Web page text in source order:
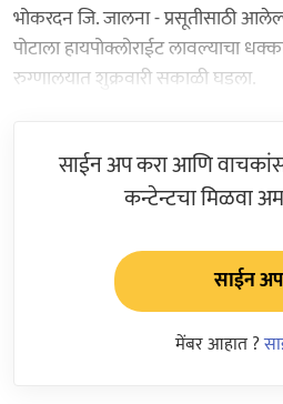
भोकरदन जि. जालना - प्रसूतीसाठी
पोटाला हायपोक्लोराईट लावल्याचा
रुग्णालयात शुक्रवारी सकाळी घडला.
साईन अप करा आणि
कन्टेन्टचा मिळवा
साईन अप
मेंबर आहात ?